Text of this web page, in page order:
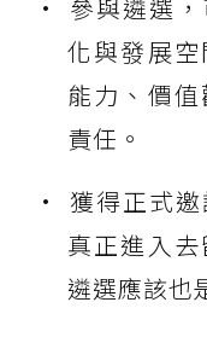
參與遴選
化與發展
能力、價
責任。
獲得正式
真正進入
遴選應該也